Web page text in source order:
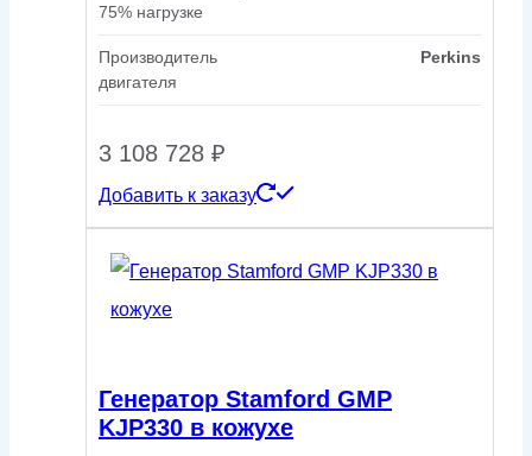
75% нагрузке
Производитель
двигателя
Perkins
3 108 728 ₽
Добавить к заказу
Генератор Stamford GMP
KJP330 в кожухе